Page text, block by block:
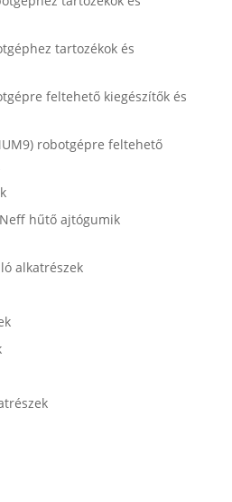
tartozékok és
feltehető kiegészítők és
robotgépre feltehető
hűtő ajtógumik
alkatrészek